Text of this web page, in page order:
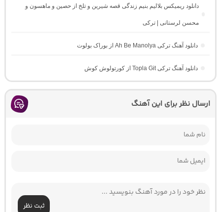
دانلود ریمیکس بلالیم بنیم زندگی قصه شیرین و تلخ از حصین و ماهسون و
محسن لرستانی | ترکی
دانلود آهنگ ترکی Ah Be Manolya از بوراک بولوت
دانلود آهنگ ترکی Topla Git از کورتولوش کوش
ارسال نظر برای این آهنگ
ثبت نظر